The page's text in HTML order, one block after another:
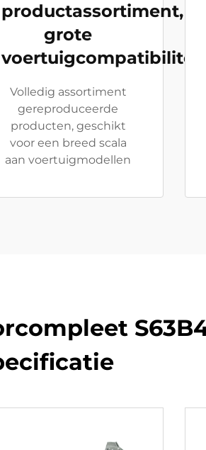
productassortiment,
grote
voertuigcompatibiliteit
Volledig assortiment
gereproduceerde
producten, geschikt
voor een breed scala
aan voertuigmodellen